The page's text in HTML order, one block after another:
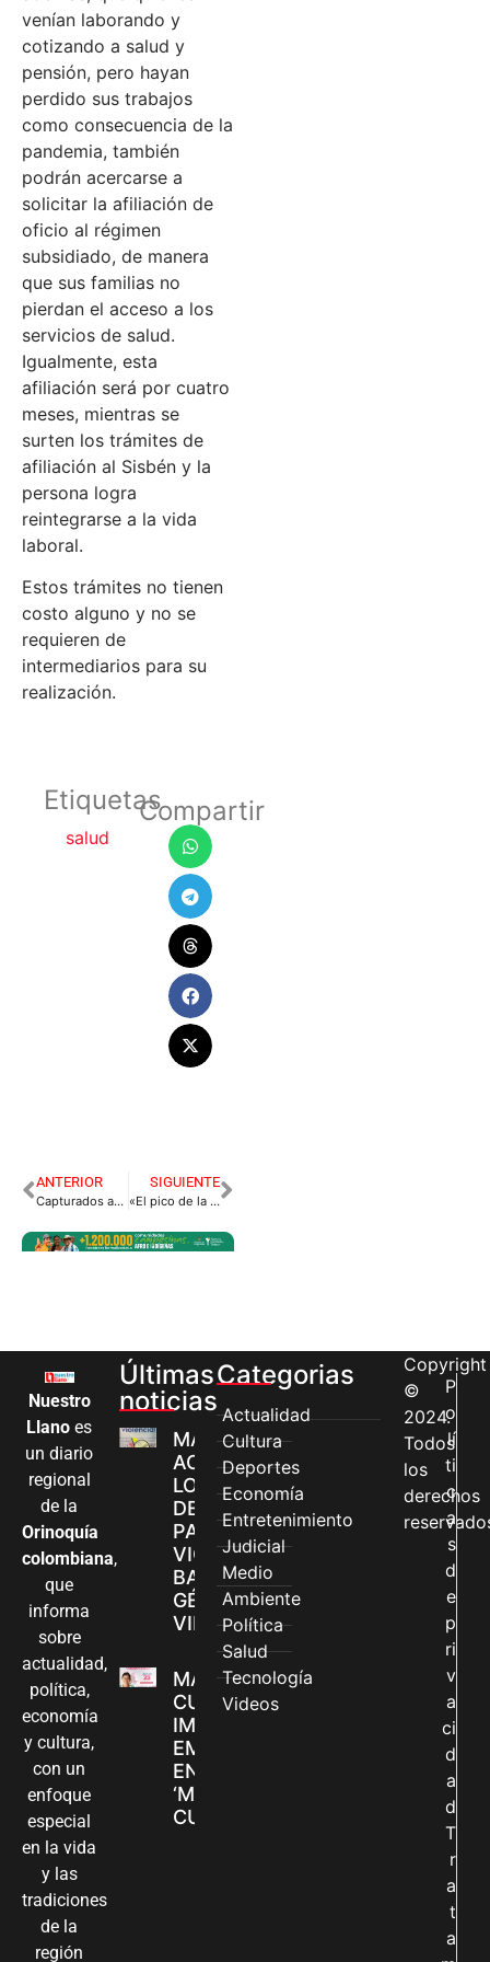
venían laborando y
cotizando a salud y
pensión, pero hayan
perdido sus trabajos
como consecuencia de la
pandemia, también
podrán acercarse a
solicitar la afiliación de
oficio al régimen
subsidiado, de manera
que sus familias no
pierdan el acceso a los
servicios de salud.
Igualmente, esta
afiliación será por cuatro
meses, mientras se
surten los trámites de
afiliación al Sisbén y la
persona logra
reintegrarse a la vida
laboral.
Estos trámites no tienen
costo alguno y no se
requieren de
intermediarios para su
realización.
Etiquetas
salud
Compartir
ANTERIOR
Capturados autores de amenazas contra líderes sociales en Meta
SIGUIENTE
«El pico de la pandemia sería en agosto»: MinSalud
Nuestro
Llano es
un diario
regional
de la
Orinoquía
colombiana,
que
informa
sobre
actualidad,
política,
economía
y cultura,
con un
enfoque
especial
en la vida
y las
tradiciones
de la
región
Últimas
noticias
MÁS MUJERES
ACCEDEN A
LOS CANALES
DE ATENCIÓN
PARA
VIOLENCIAS
BASADAS EN
GÉNERO EN
VILLAVICENCIO
MADRES
CUIDADORAS
IMPULSAN SUS
EMPRENDIMIENTOS
EN LA FERIA
‘MANOS QUE
CUIDAN Y CREAN’
Categorias
Actualidad
Cultura
Deportes
Economía
Entretenimiento
Judicial
Medio
Ambiente
Política
Salud
Tecnología
Videos
Copyright
©
2024.
Todos
los
derechos
P
o
lí
ti
c
a
s
d
e
p
ri
v
a
ci
d
a
d
T
r
a
t
a